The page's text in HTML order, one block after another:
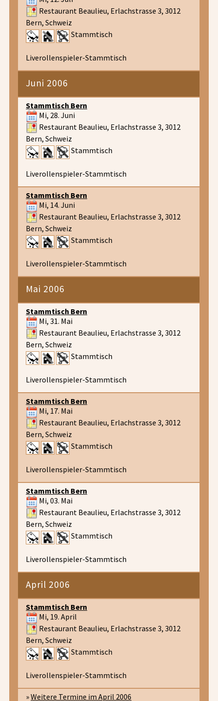
Restaurant Beaulieu, Erlachstrasse 3, 3012
Bern, Schweiz
Stammtisch
Liverollenspieler-Stammtisch
Juni 2006
Stammtisch Bern
Mi, 28. Juni
Restaurant Beaulieu, Erlachstrasse 3, 3012
Bern, Schweiz
Stammtisch
Liverollenspieler-Stammtisch
Stammtisch Bern
Mi, 14. Juni
Restaurant Beaulieu, Erlachstrasse 3, 3012
Bern, Schweiz
Stammtisch
Liverollenspieler-Stammtisch
Mai 2006
Stammtisch Bern
Mi, 31. Mai
Restaurant Beaulieu, Erlachstrasse 3, 3012
Bern, Schweiz
Stammtisch
Liverollenspieler-Stammtisch
Stammtisch Bern
Mi, 17. Mai
Restaurant Beaulieu, Erlachstrasse 3, 3012
Bern, Schweiz
Stammtisch
Liverollenspieler-Stammtisch
Stammtisch Bern
Mi, 03. Mai
Restaurant Beaulieu, Erlachstrasse 3, 3012
Bern, Schweiz
Stammtisch
Liverollenspieler-Stammtisch
April 2006
Stammtisch Bern
Mi, 19. April
Restaurant Beaulieu, Erlachstrasse 3, 3012
Bern, Schweiz
Stammtisch
Liverollenspieler-Stammtisch
»Weitere Termine im April 2006